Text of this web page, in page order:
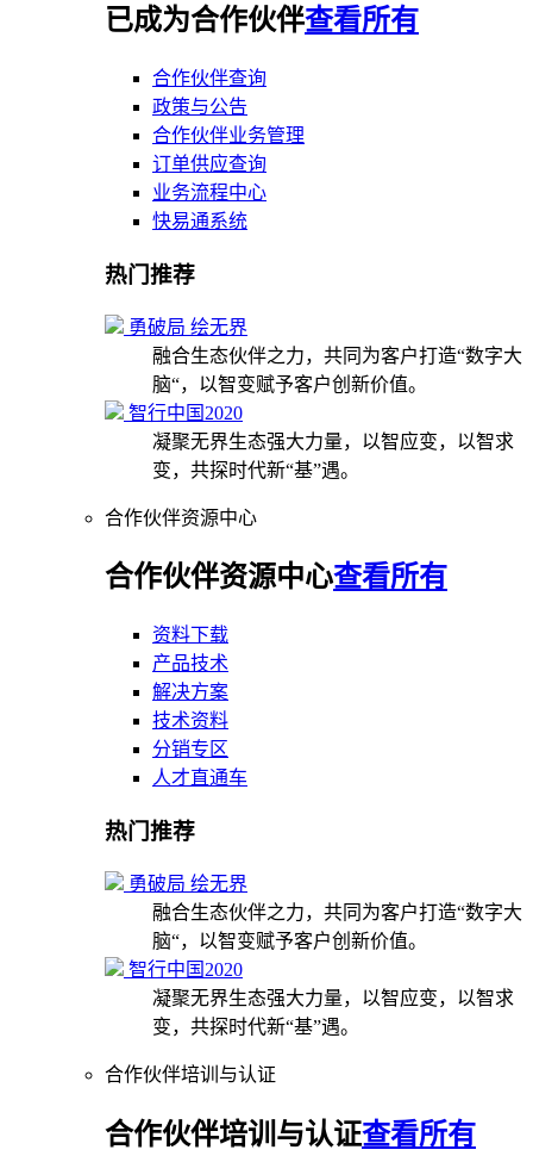
已成为合作伙伴查看所有
合作伙伴查询
政策与公告
合作伙伴业务管理
订单供应查询
业务流程中心
快易通系统
热门推荐
勇破局 绘无界
融合生态伙伴之力，共同为客户打造“数字大
脑“，以智变赋予客户创新价值。
智行中国2020
凝聚无界生态强大力量，以智应变，以智求
变，共探时代新“基”遇。
合作伙伴资源中心
合作伙伴资源中心查看所有
资料下载
产品技术
解决方案
技术资料
分销专区
人才直通车
热门推荐
勇破局 绘无界
融合生态伙伴之力，共同为客户打造“数字大
脑“，以智变赋予客户创新价值。
智行中国2020
凝聚无界生态强大力量，以智应变，以智求
变，共探时代新“基”遇。
合作伙伴培训与认证
合作伙伴培训与认证查看所有